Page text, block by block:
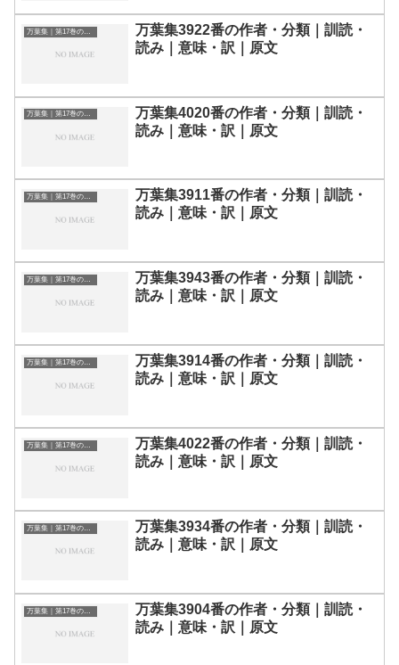
万葉集｜第17巻の和歌一覧
万葉集3922番の作者・分類｜訓読・
読み｜意味・訳｜原文
万葉集｜第17巻の和歌一覧
万葉集4020番の作者・分類｜訓読・
読み｜意味・訳｜原文
万葉集｜第17巻の和歌一覧
万葉集3911番の作者・分類｜訓読・
読み｜意味・訳｜原文
万葉集｜第17巻の和歌一覧
万葉集3943番の作者・分類｜訓読・
読み｜意味・訳｜原文
万葉集｜第17巻の和歌一覧
万葉集3914番の作者・分類｜訓読・
読み｜意味・訳｜原文
万葉集｜第17巻の和歌一覧
万葉集4022番の作者・分類｜訓読・
読み｜意味・訳｜原文
万葉集｜第17巻の和歌一覧
万葉集3934番の作者・分類｜訓読・
読み｜意味・訳｜原文
万葉集｜第17巻の和歌一覧
万葉集3904番の作者・分類｜訓読・
読み｜意味・訳｜原文